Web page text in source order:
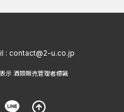
: contact@2-u.co.jp
示 酒類販売管理者標識